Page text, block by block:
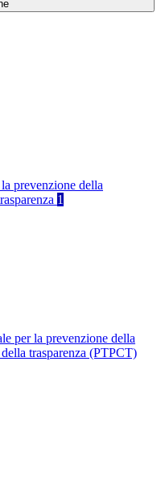
prevenzione della
1
per la prevenzione della
trasparenza (PTPCT)